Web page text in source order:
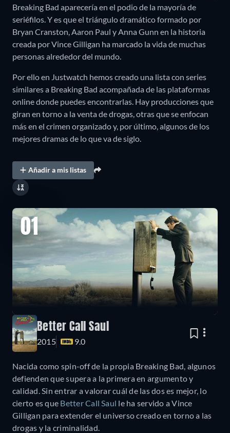
Breaking Bad aparecería en el podio de la mayoría de
seriéfilos. Y es que el triángulo dramático formado por
Bryan Cranston, Aaron Paul y Anna Gunn en la historia
creada por Vince Gilligan ha marcado la vida de muchas
personas alrededor del mundo.
Por ello en Justwatch hemos creado una lista con series
similares a Breaking Bad acompañada de las plataformas
online donde puedes encontrarlas. Hay producciones que
giran en torno a la venta de drogas, otras que se enfocan
más en el crimen organizado y, por último, algunos de los
mejores dramas de lo que va de siglo.
Añadir a mis listas
01
Better Call Saul
2015 9.0
Nacida como spin-off de la propia Breaking Bad, algunos
defienden que supera a la primera en argumento y
calidad. Sin entrar a valorar cuál de las dos es mejor, lo
cierto es que Better Call Saul le ha servido a Vince
Gilligan para extender el universo creado en torno a las
drogas y la criminalidad.